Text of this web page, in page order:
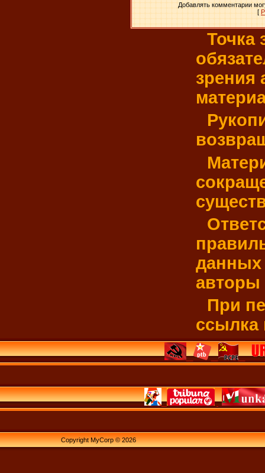
Добавлять комментарии
[
Точка
зрения
данных
авторы
При
ссылка
Copyright MyCorp © 2026